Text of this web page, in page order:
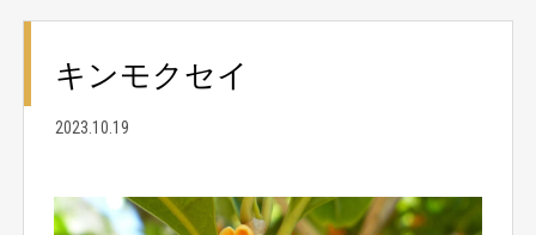
キンモクセイ
2023.10.19